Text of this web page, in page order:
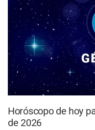
Horóscopo de hoy
de 2026